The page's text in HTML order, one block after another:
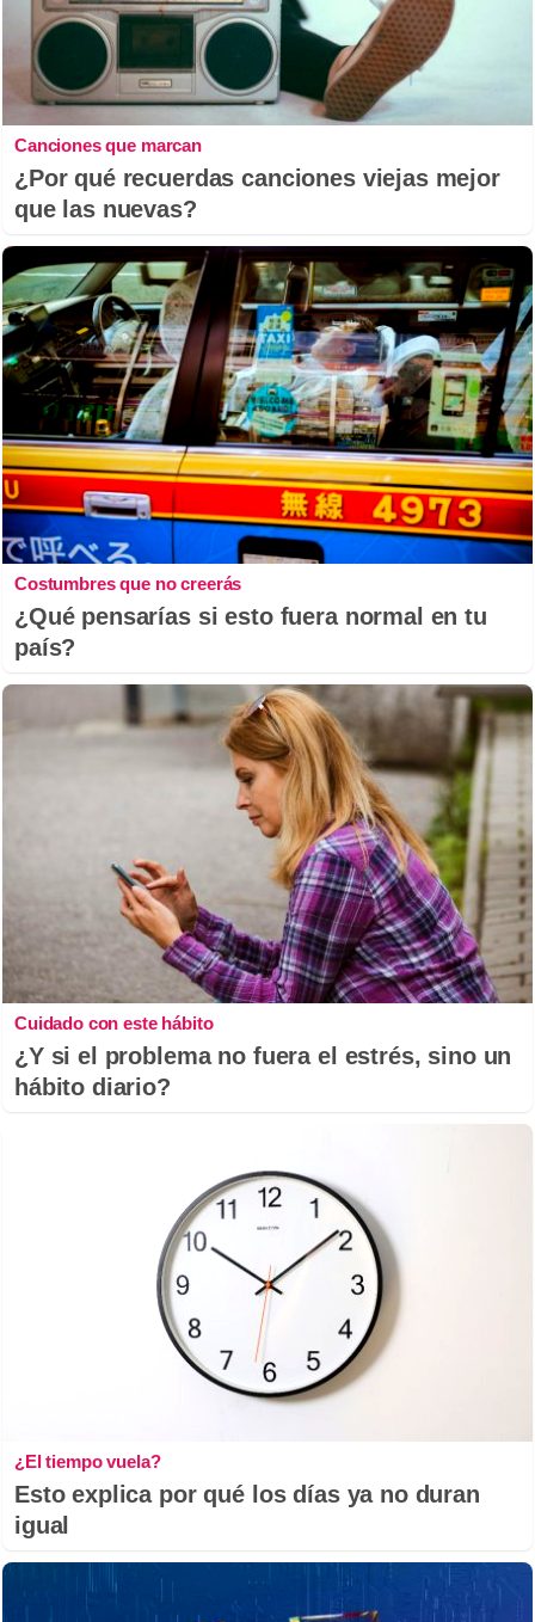
Canciones que marcan
¿Por qué recuerdas canciones viejas mejor
que las nuevas?
Costumbres que no creerás
¿Qué pensarías si esto fuera normal en tu
país?
Cuidado con este hábito
¿Y si el problema no fuera el estrés, sino un
hábito diario?
¿El tiempo vuela?
Esto explica por qué los días ya no duran
igual